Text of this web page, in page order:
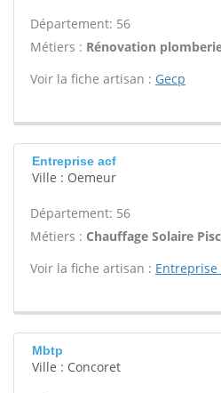
Département: 56
Métiers : Rénovation
Voir la fiche artisan : Gecp
Entreprise acf
Ville : Oemeur
Département: 56
Métiers : Chauffage Solaire
Voir la fiche artisan : Entreprise
Mbtp
Ville : Concoret